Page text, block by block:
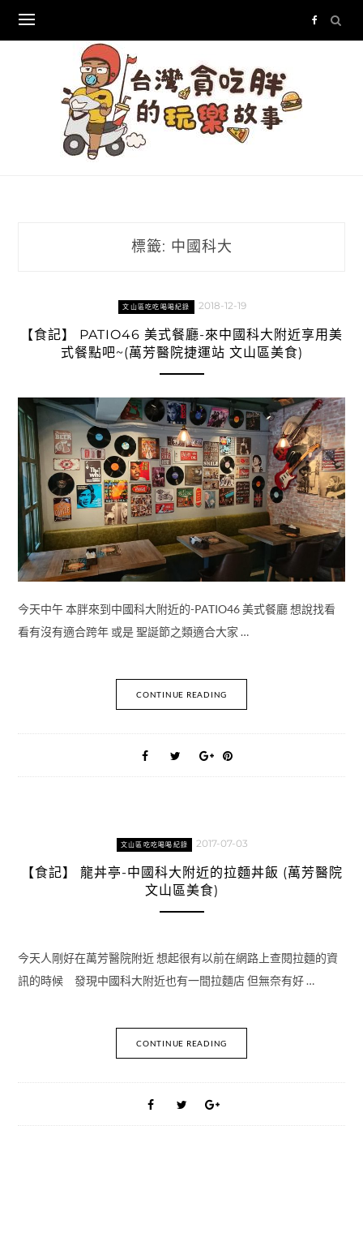
content
標籤: 中國科大
文山區吃吃喝喝紀錄 2018-12-19
【食記】 PATIO46 美式餐廳-來中國科大附近享用美
式餐點吧~(萬芳醫院捷運站 文山區美食)
今天中午 本胖來到中國科大附近的-PATIO46 美式餐廳 想說找看
看有沒有適合跨年 或是 聖誕節之類適合大家 …
CONTINUE READING
文山區吃吃喝喝紀錄 2017-07-03
【食記】 龍丼亭-中國科大附近的拉麵丼飯 (萬芳醫院
文山區美食)
今天人剛好在萬芳醫院附近 想起很有以前在網路上查閱拉麵的資
訊的時候 發現中國科大附近也有一間拉麵店 但無奈有好 …
CONTINUE READING